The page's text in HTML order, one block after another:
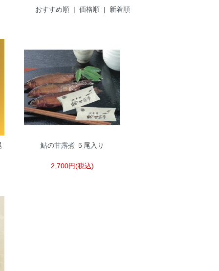
おすすめ順 | 価格順 | 新着順
鮎の甘露煮 ５尾入り
2,700円(税込)